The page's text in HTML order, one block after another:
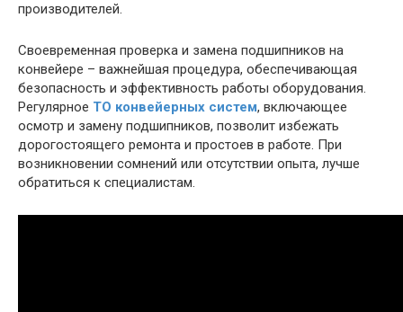
производителей.
Своевременная проверка и замена подшипников на
конвейере – важнейшая процедура, обеспечивающая
безопасность и эффективность работы оборудования.
Регулярное ТО конвейерных систем, включающее
осмотр и замену подшипников, позволит избежать
дорогостоящего ремонта и простоев в работе. При
возникновении сомнений или отсутствии опыта, лучше
обратиться к специалистам.